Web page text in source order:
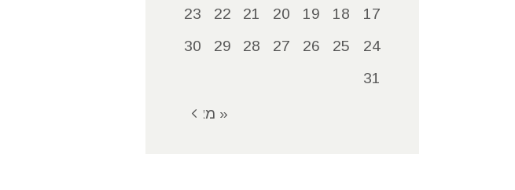
17
18
19
20
21
22
23
24
25
26
27
28
29
30
31
« מאי